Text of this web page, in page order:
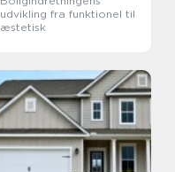
udvikling fra funktionel til
æstetisk